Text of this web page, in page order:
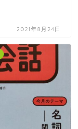
2021年8月24日